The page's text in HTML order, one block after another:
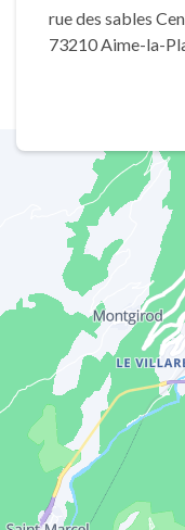
rue des sables
73210 Aime-la-